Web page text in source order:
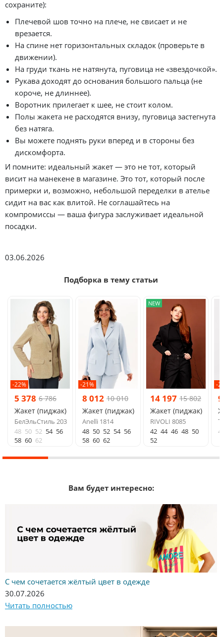
сохраните):
Плечевой шов точно на плече, не свисает и не
врезается.
На спине нет горизонтальных складок (проверьте в
движении).
На груди ткань не натянута, пуговица не «звездочкой».
Рукава доходят до основания большого пальца (не
короче, не длиннее).
Воротник прилегает к шее, не стоит колом.
Полы жакета не расходятся внизу, пуговица застегнута
без натяга.
Вы можете поднять руки вперед и в стороны без
дискомфорта.
И помните: идеальный жакет — это не тот, который
висит на манекене в магазине. Это тот, который после
примерки и, возможно, небольшой переделки в ателье
сидит на вас как влитой. Не соглашайтесь на
компромиссы — ваша фигура заслуживает идеальной
посадки.
03.06.2026
Подборка в тему статьи
-22%
5 378 6 786
Жакет (пиджак)
БелЭльСтиль 203
48 50 52 54 56
58 60 62
-21%
8 012 10 010
Жакет (пиджак)
Anelli 1814
48 50 52 54 56
58 60 62
NEW
14 197 15 802
Жакет (пиджак)
RIVOLI 8085
42 44 46 48 50
52
-
Вам будет интересно:
С чем сочетается жёлтый цвет в одежде
30.07.2026
Читать полностью